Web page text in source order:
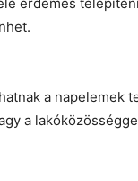
a napelemek
a